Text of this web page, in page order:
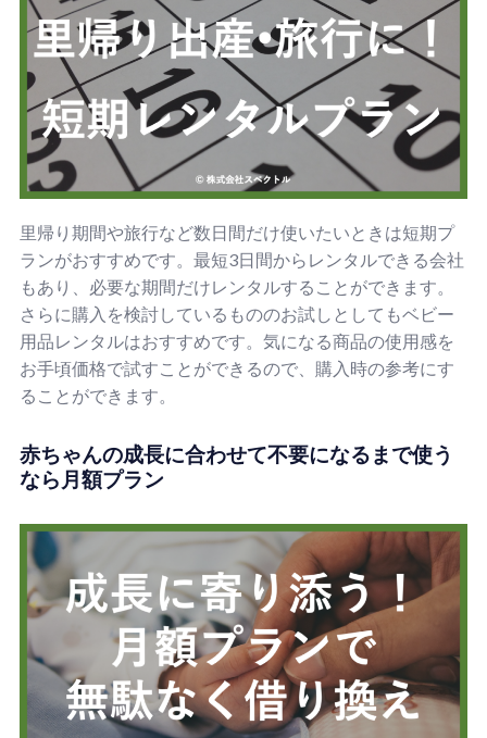
里帰り期間や旅行など数日間だけ使いたいときは短期プ
ランがおすすめです。最短3日間からレンタルできる会社
もあり、必要な期間だけレンタルすることができます。
さらに購入を検討しているもののお試しとしてもベビー
用品レンタルはおすすめです。気になる商品の使用感を
お手頃価格で試すことができるので、購入時の参考にす
ることができます。
赤ちゃんの成長に合わせて不要になるまで使う
なら月額プラン